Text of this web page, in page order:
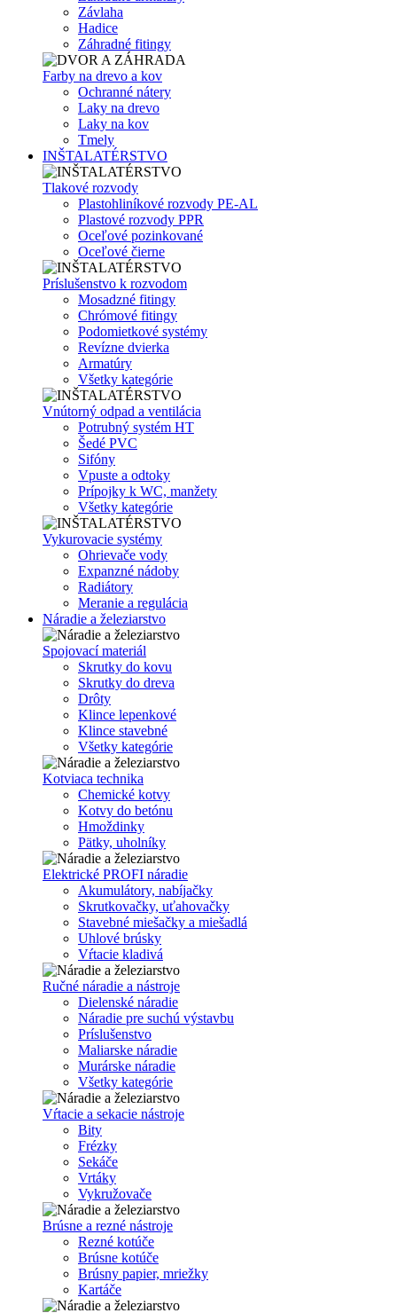
Závlaha
Hadice
Záhradné fitingy
Farby na drevo a kov
Ochranné nátery
Laky na drevo
Laky na kov
Tmely
INŠTALATÉRSTVO
Tlakové rozvody
Plastohliníkové rozvody PE-AL
Plastové rozvody PPR
Oceľové pozinkované
Oceľové čierne
Príslušenstvo k rozvodom
Mosadzné fitingy
Chrómové fitingy
Podomietkové systémy
Revízne dvierka
Armatúry
Všetky kategórie
Vnútorný odpad a ventilácia
Potrubný systém HT
Šedé PVC
Sifóny
Vpuste a odtoky
Prípojky k WC, manžety
Všetky kategórie
Vykurovacie systémy
Ohrievače vody
Expanzné nádoby
Radiátory
Meranie a regulácia
Náradie a železiarstvo
Spojovací materiál
Skrutky do kovu
Skrutky do dreva
Drôty
Klince lepenkové
Klince stavebné
Všetky kategórie
Kotviaca technika
Chemické kotvy
Kotvy do betónu
Hmoždinky
Pätky, uholníky
Elektrické PROFI náradie
Akumulátory, nabíjačky
Skrutkovačky, uťahovačky
Stavebné miešačky a miešadlá
Uhlové brúsky
Vŕtacie kladivá
Ručné náradie a nástroje
Dielenské náradie
Náradie pre suchú výstavbu
Príslušenstvo
Maliarske náradie
Murárske náradie
Všetky kategórie
Vŕtacie a sekacie nástroje
Bity
Frézky
Sekáče
Vrtáky
Vykružovače
Brúsne a rezné nástroje
Rezné kotúče
Brúsne kotúče
Brúsny papier, mriežky
Kartáče